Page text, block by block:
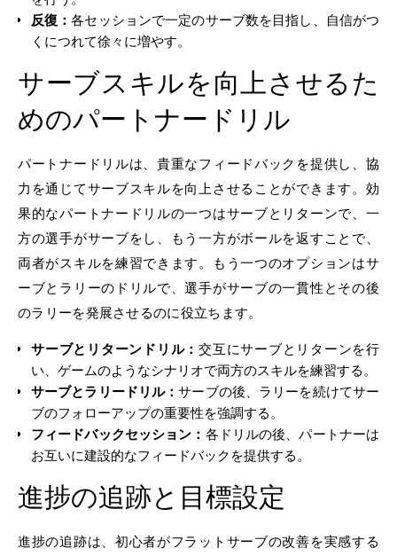
反復：各セッションで一定のサーブ数を目指し、自信がつ
くにつれて徐々に増やす。
サーブスキルを向上させるた
めのパートナードリル
パートナードリルは、貴重なフィードバックを提供し、協
力を通じてサーブスキルを向上させることができます。効
果的なパートナードリルの一つはサーブとリターンで、一
方の選手がサーブをし、もう一方がボールを返すことで、
両者がスキルを練習できます。もう一つのオプションはサ
ーブとラリーのドリルで、選手がサーブの一貫性とその後
のラリーを発展させるのに役立ちます。
サーブとリターンドリル： 交互にサーブとリターンを行
い、ゲームのようなシナリオで両方のスキルを練習する。
サーブとラリードリル：サーブの後、ラリーを続けてサー
ブのフォローアップの重要性を強調する。
フィードバックセッション： 各ドリルの後、パートナーは
お互いに建設的なフィードバックを提供する。
進捗の追跡と目標設定
進捗の追跡は、初心者がフラットサーブの改善を実感する